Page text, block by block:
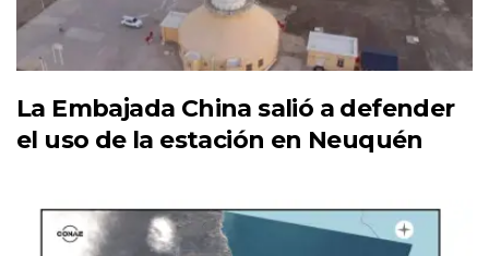
La Embajada China salió a defender
el uso de la estación en Neuquén